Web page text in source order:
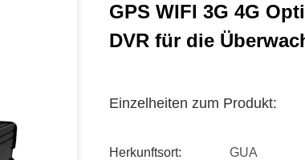
GPS WIFI 3G 4G
DVR für die
Einzelheiten zum Produkt:
Herkunftsort: GUA